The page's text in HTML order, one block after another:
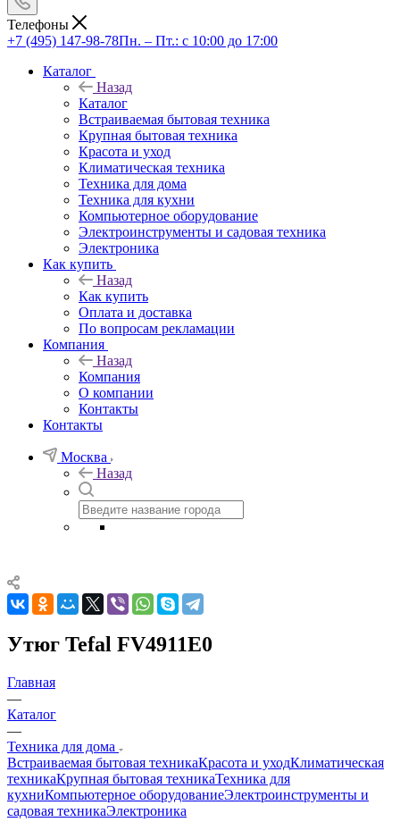
Телефоны
+7 (495) 147-98-78Пн. – Пт.: с 10:00 до 17:00
Каталог
Назад
Каталог
Встраиваемая бытовая техника
Крупная бытовая техника
Красота и уход
Климатическая техника
Техника для дома
Техника для кухни
Компьютерное оборудование
Электроинструменты и садовая техника
Электроника
Как купить
Назад
Как купить
Оплата и доставка
По вопросам рекламации
Компания
Назад
Компания
О компании
Контакты
Контакты
Москва
Назад
Утюг Tefal FV4911E0
Главная
—
Каталог
—
Техника для дома
Встраиваемая бытовая техникаКрасота и уходКлиматическая
техникаКрупная бытовая техникаТехника для
кухниКомпьютерное оборудованиеЭлектроинструменты и
садовая техникаЭлектроника